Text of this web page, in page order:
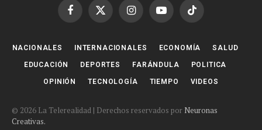
FacebookX
InstagramYouTubeTikTok
NACIONALES INTERNACIONALES ECONOMÍA SALUD
EDUCACIÓN DEPORTES FARÁNDULA POLITICA
OPINIÓN TECNOLOGÍA TIEMPO VIDEOS
© 2026 La Telerealidad | Derechos reservados por Neuronas
Creativas.